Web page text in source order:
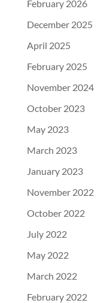
February 2026
December 2025
April 2025
February 2025
November 2024
October 2023
May 2023
March 2023
January 2023
November 2022
October 2022
July 2022
May 2022
March 2022
February 2022